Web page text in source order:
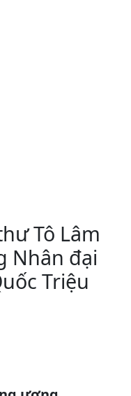
Tô Lâm
Nhân đại
Triệu